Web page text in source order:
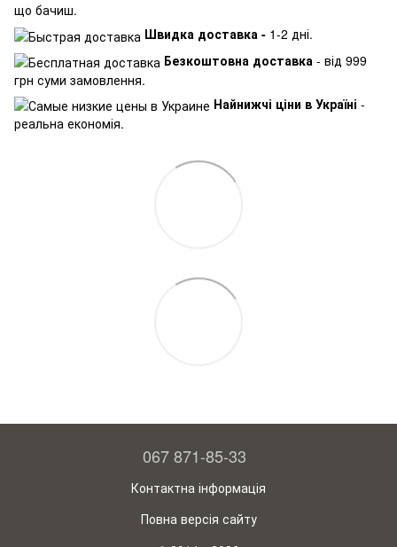
що бачиш.
Швидка доставка - 1-2 дні.
Безкоштовна доставка - від 999
грн суми замовлення.
Найнижчі ціни в Україні -
реальна економія.
067 871-85-33
Контактна інформація
Повна версія сайту